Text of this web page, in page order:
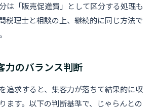
は「販売促進費」として区分する処理も
税理士と相談の上、継続的に同じ方法で
力のバランス判断
追求すると、集客力が落ちて結果的に収
ます。以下の判断基準で、じゃらんとの